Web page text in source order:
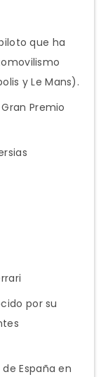
que ha
y Le Mans).
Premio
por su
España en